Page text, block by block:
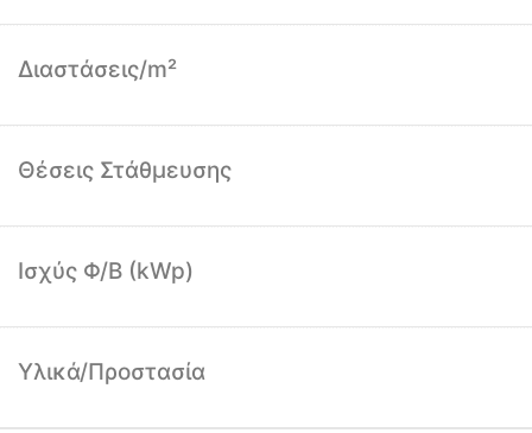
Διαστάσεις/m²
Θέσεις Στάθμευσης
Ισχύς Φ/Β (kWp)
Υλικά/Προστασία